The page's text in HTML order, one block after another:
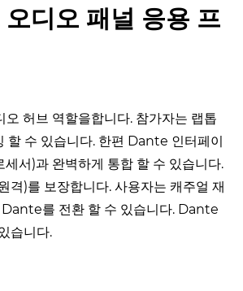
디오 패널 응용 프
허브 역할을합니다. 참가자는 랩톱
수 있습니다. 한편 Dante 인터페이
서)과 완벽하게 통합 할 수 있습니다.
격)를 보장합니다. 사용자는 캐주얼 재
를 전환 할 수 있습니다. Dante
습니다.